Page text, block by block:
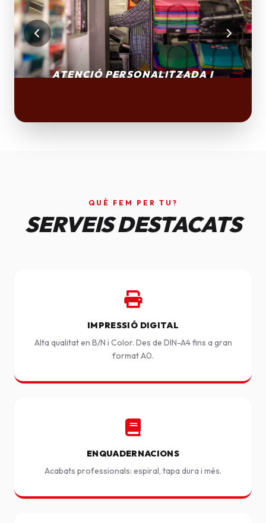
QUÈ FEM PER TU?
SERVEIS DESTACATS
IMPRESSIÓ DIGITAL
Alta qualitat en B/N i Color. Des de DIN-A4 fins a gran
format A0.
ENQUADERNACIONS
Acabats professionals: espiral, tapa dura i més.